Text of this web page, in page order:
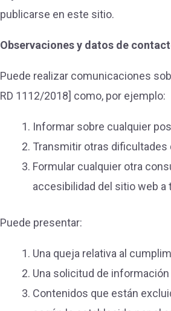
publicarse en este sitio.
Observaciones y datos de
Puede realizar comunicaciones
RD 1112/2018] como, por ejemplo:
Informar sobre cualquier
Transmitir otras dificultades
Formular cualquier otra
accesibilidad del sitio web
Puede presentar:
Una queja relativa al
Una solicitud de
Contenidos que están